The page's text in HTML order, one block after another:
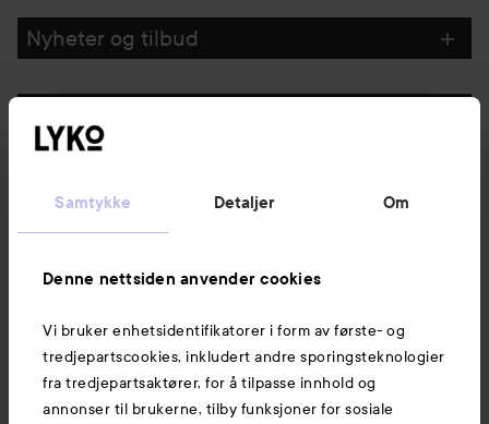
Samtykke Detaljer Om
Denne nettsiden anvender cookies
Vi bruker enhetsidentifikatorer i form av første- og
tredjepartscookies, inkludert andre sporingsteknologier
fra tredjepartsaktører, for å tilpasse innhold og
annonser til brukerne, tilby funksjoner for sosiale
Nyheter og tilbud
Kundeservice
Informasjon
Også av interesse